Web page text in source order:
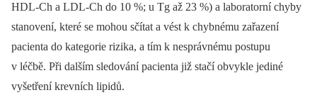
HDL-Ch a LDL-Ch do 10 %; u Tg až 23 %) a laboratorní chyby
stanovení, které se mohou sčítat a vést k chybnému zařazení
pacienta do kategorie rizika, a tím k nesprávnému postupu
v léčbě. Při dalším sledování pacienta již stačí obvykle jediné
vyšetření krevních lipidů.